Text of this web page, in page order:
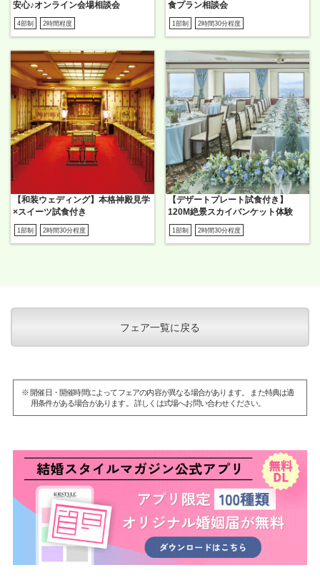
安心♪オンライン会場相談会
4部制 2時間程度
食プラン相談会
1部制 2時間30分程度
【和装ウェディング】本格神殿見学
×スイーツ試食付き
1部制 2時間30分程度
【デザートプレート試食付き】
120M絶景スカイバンケット体験
1部制 2時間30分程度
フェア一覧に戻る
※ 開催日・開催時間によってフェアの内容が異なる場合があります。 また特典は適
用条件がある場合があります。 詳しくは式場へお問い合わせください。